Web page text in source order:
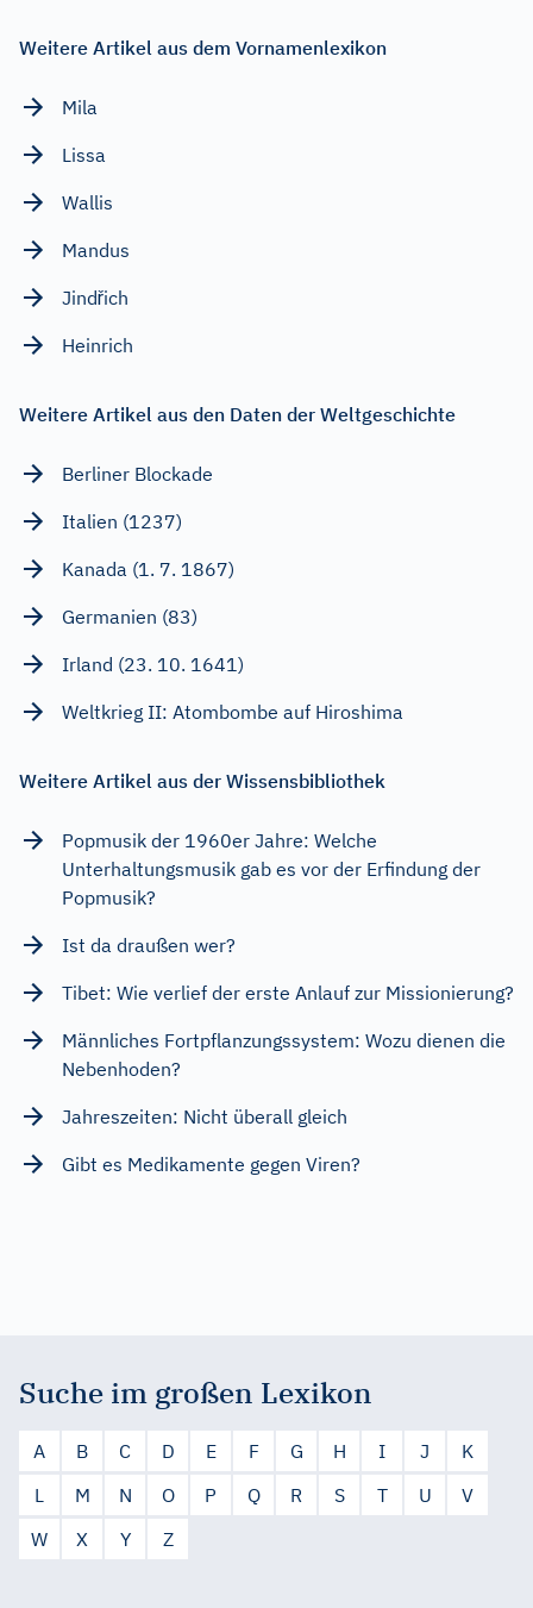
Weitere Artikel aus dem Vornamenlexikon
Mila
Lissa
Wallis
Mandus
Jindřich
Heinrich
Weitere Artikel aus den Daten der Weltgeschichte
Berliner Blockade
Italien (1237)
Kanada (1. 7. 1867)
Germanien (83)
Irland (23. 10. 1641)
Weltkrieg II: Atombombe auf Hiroshima
Weitere Artikel aus der Wissensbibliothek
Popmusik der 1960er Jahre: Welche
Unterhaltungsmusik gab es vor der Erfindung der
Popmusik?
Ist da draußen wer?
Tibet: Wie verlief der erste Anlauf zur Missionierung?
Männliches Fortpflanzungssystem: Wozu dienen die
Nebenhoden?
Jahreszeiten: Nicht überall gleich
Gibt es Medikamente gegen Viren?
Suche im großen Lexikon
A B C D E F G H I J
K
L
M N O P Q R S T U
V
W
X Y Z